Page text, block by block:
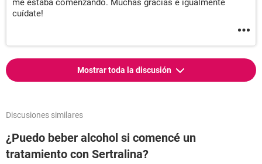
me estaba comenzando. Muchas gracias e igualmente
cuídate!
Mostrar toda la discusión
Discusiones similares
¿Puedo beber alcohol si comencé un
tratamiento con Sertralina?